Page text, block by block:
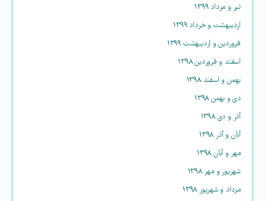
تیر و مرداد ۱۳۹۹
اردیبهشت و خرداد ۱۳۹۹
فروردین و اردیبهشت ۱۳۹۹
اسفند و فروردین ۱۳۹۸
بهمن و اسفند ۱۳۹۸
دی و بهمن ۱۳۹۸
آذر و دی ۱۳۹۸
آبان و آذر ۱۳۹۸
مهر و آبان ۱۳۹۸
شهریور و مهر ۱۳۹۸
مرداد و شهریور ۱۳۹۸